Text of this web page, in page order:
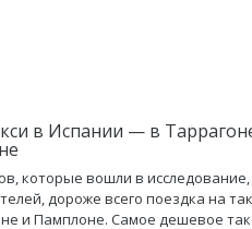
в Испании — в
которые вошли в
дороже всего поездка на
и Памплоне. Самое дешевое